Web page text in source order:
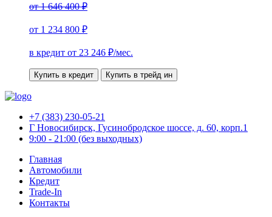
от1 646 400 ₽
от 1 234 800 ₽
в кредит от 23 246 ₽/мес.
Купить в кредит Купить в трейд ин
+7 (383) 230-05-21
Г Новосибирск, Гусинобродское шоссе, д. 60, корп.1
9:00 - 21:00 (без выходных)
Главная
Автомобили
Кредит
Trade-In
Контакты